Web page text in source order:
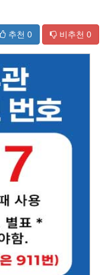
추천 0 비추천 0